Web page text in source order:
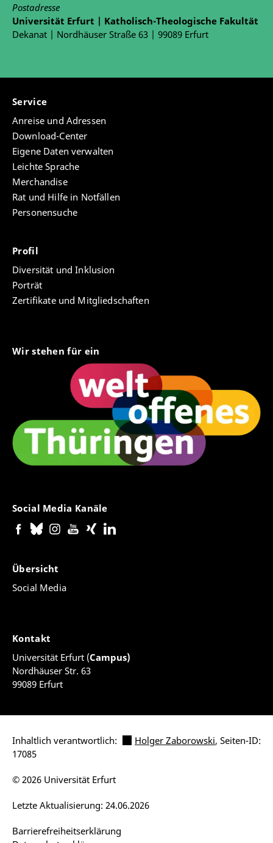
Postadresse
Universität Erfurt | Katholisch-Theologische Fakultät
Dekanat | Nordhäuser Straße 63 | 99089 Erfurt
Service
Anreise und Adressen
Download-Center
Eigene Daten verwalten
Leichte Sprache
Merchandise
Rat und Hilfe in Notfällen
Personensuche
Profil
Diversität und Inklusion
Porträt
Zertifikate und Mitgliedschaften
Wir stehen für ein
Social Media Kanäle
Übersicht
Social Media
Kontakt
Universität Erfurt (Campus)
Nordhäuser Str. 63
99089 Erfurt
Inhaltlich verantwortlich: Holger Zaborowski, Seiten-ID:
17085
Barrierefreiheitserklärung
Letzte Aktualisierung: 24.06.2026
© 2026 Universität Erfurt